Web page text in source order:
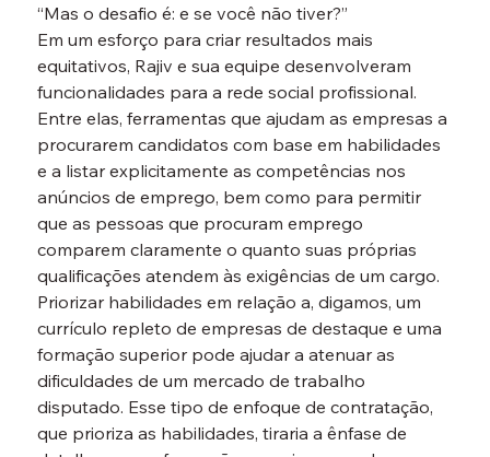
“Mas o desafio é: e se você não tiver?”
Em um esforço para criar resultados mais
equitativos, Rajiv e sua equipe desenvolveram
funcionalidades para a rede social profissional.
Entre elas, ferramentas que ajudam as empresas a
procurarem candidatos com base em habilidades
e a listar explicitamente as competências nos
anúncios de emprego, bem como para permitir
que as pessoas que procuram emprego
comparem claramente o quanto suas próprias
qualificações atendem às exigências de um cargo.
Priorizar habilidades em relação a, digamos, um
currículo repleto de empresas de destaque e uma
formação superior pode ajudar a atenuar as
dificuldades de um mercado de trabalho
disputado. Esse tipo de enfoque de contratação,
que prioriza as habilidades, tiraria a ênfase de